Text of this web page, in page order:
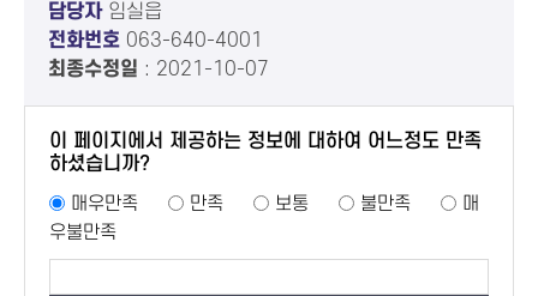
담당자임실읍
전화번호 063-640-4001
최종수정일 : 2021-10-07
이 페이지에서 제공하는 정보에 대하여 어느정도 만족
하셨습니까?
매우만족
만족 보통 불만족
매
우불만족